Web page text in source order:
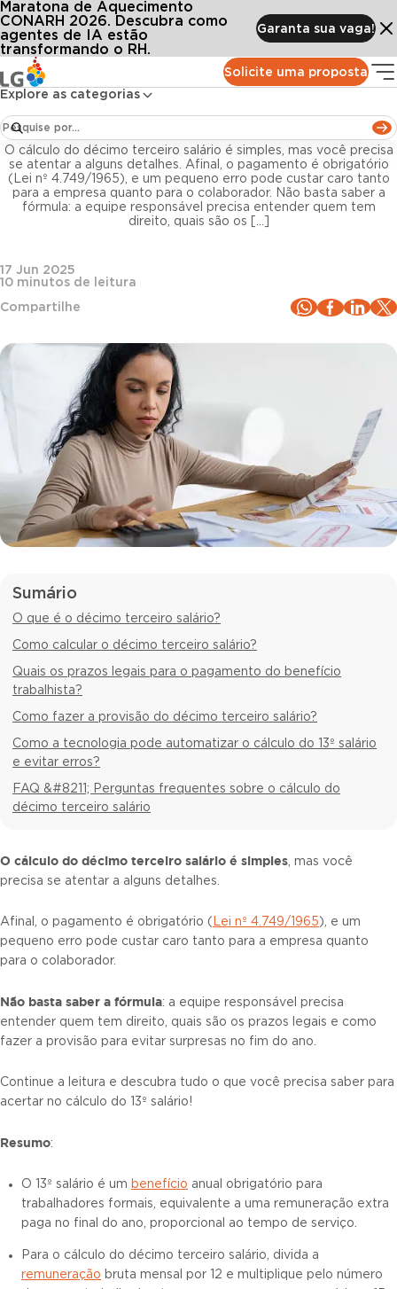
Solicite uma proposta
Explore as categorias
Maratona de Aquecimento
CONARH 2026. Descubra como
agentes de IA estão
transformando o RH.
Garanta sua vaga!
Conteúdos Blog LG
Como é o cálculo do décimo terceiro salário? Aprenda a automatizar
Departamento Pessoal
Como é o cálculo do décimo terceiro salário?
Aprenda a automatizar
O cálculo do décimo terceiro salário é simples, mas você precisa
se atentar a alguns detalhes. Afinal, o pagamento é obrigatório
(Lei nº 4.749/1965), e um pequeno erro pode custar caro tanto
para a empresa quanto para o colaborador. Não basta saber a
fórmula: a equipe responsável precisa entender quem tem
direito, quais são os […]
17 Jun 2025
10 minutos de leitura
Compartilhe
Sumário
O que é o décimo terceiro salário?
Como calcular o décimo terceiro salário?
Quais os prazos legais para o pagamento do benefício
trabalhista?
Como fazer a provisão do décimo terceiro salário?
Como a tecnologia pode automatizar o cálculo do 13º salário
e evitar erros?
FAQ &#8211; Perguntas frequentes sobre o cálculo do
décimo terceiro salário
O cálculo do décimo terceiro salário é simples, mas você
precisa se atentar a alguns detalhes.
Afinal, o pagamento é obrigatório ( Lei nº 4.749/1965 ), e um
pequeno erro pode custar caro tanto para a empresa quanto
para o colaborador.
Não basta saber a fórmula: a equipe responsável precisa
entender quem tem direito, quais são os prazos legais e como
fazer a provisão para evitar surpresas no fim do ano.
Continue a leitura e descubra tudo o que você precisa saber para
acertar no cálculo do 13º salário!
Resumo:
O 13º salário é um benefício anual obrigatório para
trabalhadores formais, equivalente a uma remuneração extra
paga no final do ano, proporcional ao tempo de serviço.
Para o cálculo do décimo terceiro salário, divida a
remuneração bruta mensal por 12 e multiplique pelo número